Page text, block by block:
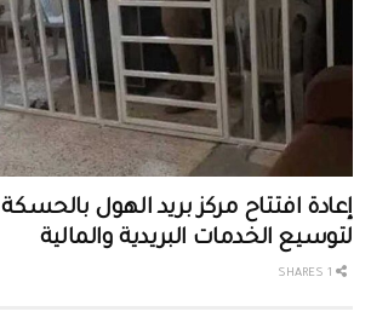
إعادة افتتاح مركز بريد الهول بالحسكة
لتوسيع الخدمات البريدية والمالية